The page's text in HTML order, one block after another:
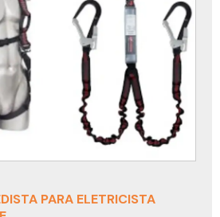
preço
com talabarte
em altura
em altura para eletricista
confinado
PARA ELETRICISTA